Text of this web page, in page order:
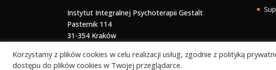
Instytut Integralnej Psychoterapii Gestalt
Pasternik 114
31-354 Kraków
Korzystamy z plików cookies w celu realizacji usług, zgodnie z polityką
dostępu do plików cookies w Twojej przeglądarce.